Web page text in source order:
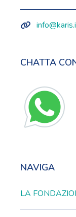
CHATTA
NAVIGA
LA